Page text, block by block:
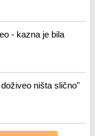
- kazna je bila
ništa slično"